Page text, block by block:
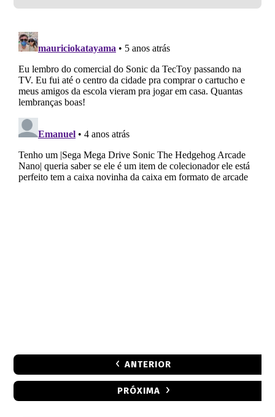
ANTERIOR
PRÓXIMA